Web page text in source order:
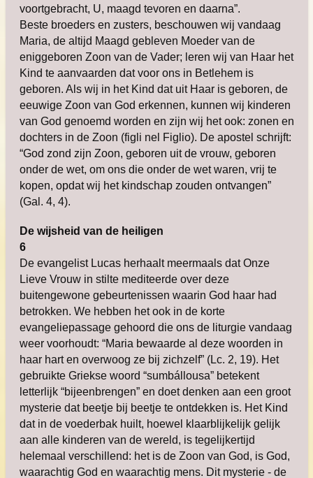
voortgebracht, U, maagd tevoren en daarna”.
Beste broeders en zusters, beschouwen wij vandaag
Maria, de altijd Maagd gebleven Moeder van de
eniggeboren Zoon van de Vader; leren wij van Haar het
Kind te aanvaarden dat voor ons in Betlehem is
geboren. Als wij in het Kind dat uit Haar is geboren, de
eeuwige Zoon van God erkennen, kunnen wij kinderen
van God genoemd worden en zijn wij het ook: zonen en
dochters in de Zoon (figli nel Figlio). De apostel schrijft:
“God zond zijn Zoon, geboren uit de vrouw, geboren
onder de wet, om ons die onder de wet waren, vrij te
kopen, opdat wij het kindschap zouden ontvangen”
(Gal. 4, 4).
De wijsheid van de heiligen
6
De evangelist Lucas herhaalt meermaals dat Onze
Lieve Vrouw in stilte mediteerde over deze
buitengewone gebeurtenissen waarin God haar had
betrokken. We hebben het ook in de korte
evangeliepassage gehoord die ons de liturgie vandaag
weer voorhoudt: “Maria bewaarde al deze woorden in
haar hart en overwoog ze bij zichzelf” (Lc. 2, 19). Het
gebruikte Griekse woord “sumbállousa” betekent
letterlijk “bijeenbrengen” en doet denken aan een groot
mysterie dat beetje bij beetje te ontdekken is. Het Kind
dat in de voederbak huilt, hoewel klaarblijkelijk gelijk
aan alle kinderen van de wereld, is tegelijkertijd
helemaal verschillend: het is de Zoon van God, is God,
waarachtig God en waarachtig mens. Dit mysterie - de